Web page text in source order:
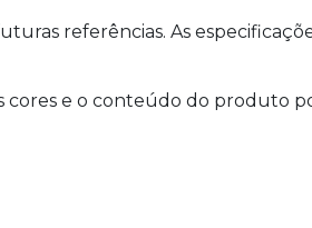
referências. As
cores e o conteúdo do produto